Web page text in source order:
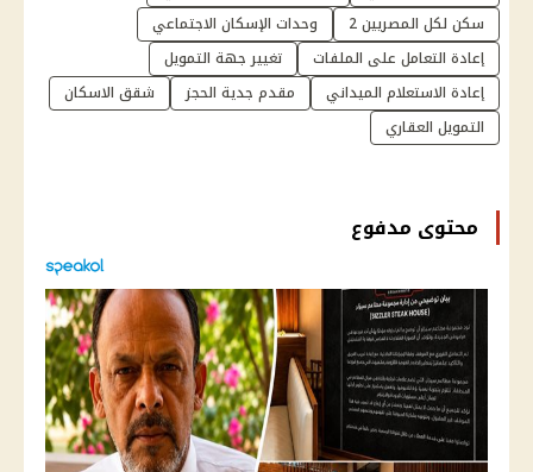
سكن لكل المصريين 2
وحدات الإسكان الاجتماعي
إعادة التعامل على الملفات
تغيير جهة التمويل
إعادة الاستعلام الميداني
مقدم جدية الحجز
شقق الاسكان
التمويل العقاري
محتوى مدفوع